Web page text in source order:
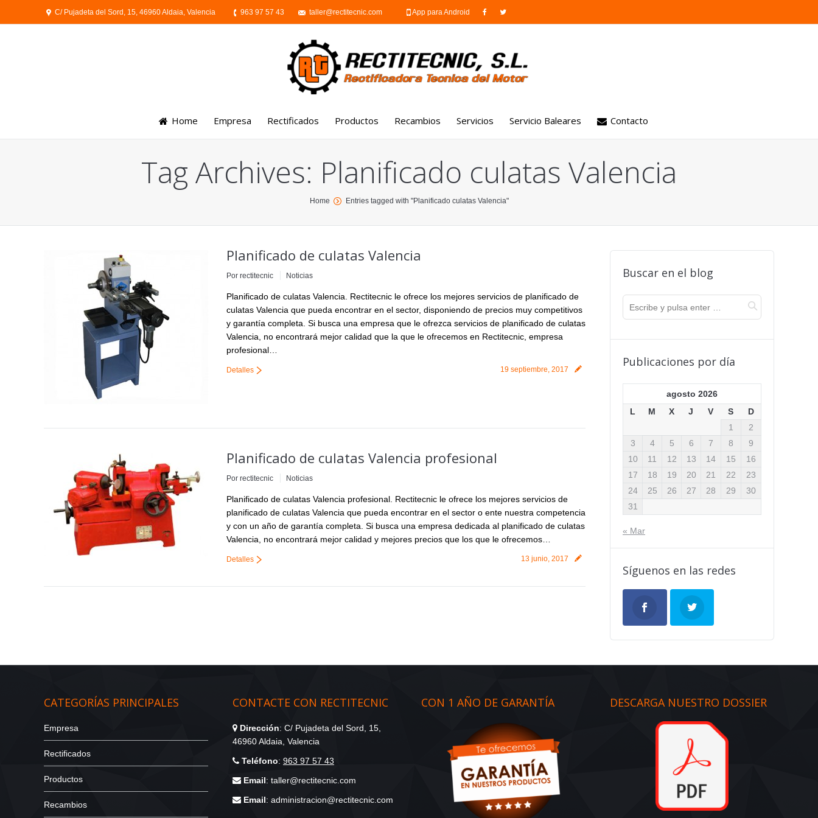
C/ Pujadeta del Sord, 15, 46960 Aldaia, Valencia 963 97 57 43 taller@rectitecnic.com App para Android
Home Empresa Rectificados
Bloque de motor
Productos
Culatas
Recambios Servicios
Mecánica-montaje de motores
portuaria
Servicio Baleares Contacto
Tag Archives: Planificado culatas Valencia
Home Entries tagged with "Planificado culatas Valencia"
Planificado de culatas Valencia
Por rectitecnic Noticias
Planificado de culatas Valencia. Rectitecnic le ofrece los mejores servicios de planificado de
culatas Valencia que pueda encontrar en el sector, disponiendo de precios muy competitivos
y garantía completa. Si busca una empresa que le ofrezca servicios de planificado de culatas
Valencia, no encontrará mejor calidad que la que le ofrecemos en Rectitecnic, empresa
profesional…
19 septiembre, 2017
Detalles
Planificado de culatas Valencia profesional
Por rectitecnic Noticias
Planificado de culatas Valencia profesional. Rectitecnic le ofrece los mejores servicios de
planificado de culatas Valencia que pueda encontrar en el sector o ente nuestra competencia
y con un año de garantía completa. Si busca una empresa dedicada al planificado de culatas
Valencia, no encontrará mejor calidad y mejores precios que los que le ofrecemos…
13 junio, 2017
Detalles
Buscar en el blog
Publicaciones por día
agosto 2026
L
M X J V S
D
1
2
3
4 5 6 7 8
9
10
11 12 13 14 15
16
17
18 19 20 21 22
23
24
25 26 27 28 29
30
31
« Mar
Síguenos en las redes
CATEGORÍAS PRINCIPALES
Empresa
Rectificados
Productos
Recambios
CONTACTE CON RECTITECNIC
Dirección: C/ Pujadeta del Sord, 15,
46960 Aldaia, Valencia
Teléfono: 963 97 57 43
Email: taller@rectitecnic.com
Email: administracion@rectitecnic.com
CON 1 AÑO DE GARANTÍA DESCARGA NUESTRO DOSSIER